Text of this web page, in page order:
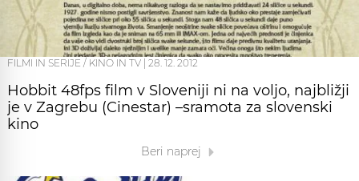
FILMI IN SERIJE / KINO IN TV | 28. 12. 2012
Hobbit 48fps film v Sloveniji ni na voljo, najbližji
je v Zagrebu (Cinestar) –sramota za slovenski
kino
Beri naprej